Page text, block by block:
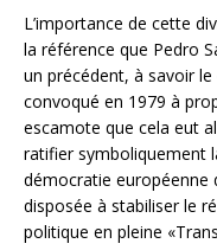
L’importance de cette
la référence que Pedro
un précédent, à savoir
convoqué en 1979 à
escamote que cela eut
ratifier symboliquement
démocratie européenne
disposée à stabiliser le
politique en pleine